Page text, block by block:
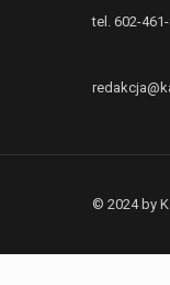
tel. 602-
© 2024 by